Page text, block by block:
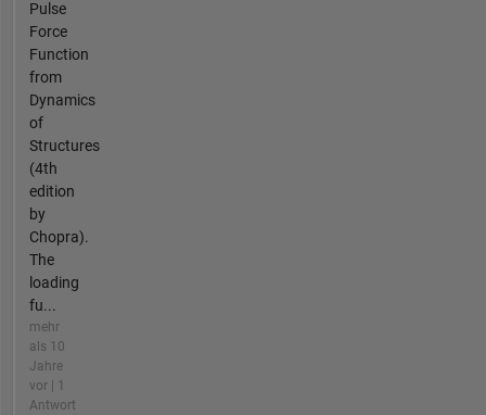
Pulse
Force
Function
from
Dynamics
of
Structures
(4th
edition
by
Chopra).
The
loading
fu...
mehr
als 10
Jahre
vor | 1
Antwort